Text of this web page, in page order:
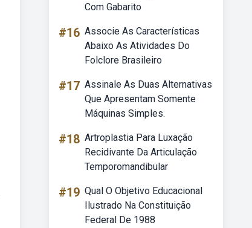
Com Gabarito
#16 Associe As Características
Abaixo As Atividades Do
Folclore Brasileiro
#17 Assinale As Duas Alternativas
Que Apresentam Somente
Máquinas Simples.
#18 Artroplastia Para Luxação
Recidivante Da Articulação
Temporomandibular
#19 Qual O Objetivo Educacional
Ilustrado Na Constituição
Federal De 1988